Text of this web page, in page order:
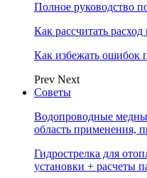
Полное руководство
Как рассчитать
Как избежать ошибок
Prev Next
Советы
Водопроводные
область применения,
Гидрострелка для
установки + расчеты